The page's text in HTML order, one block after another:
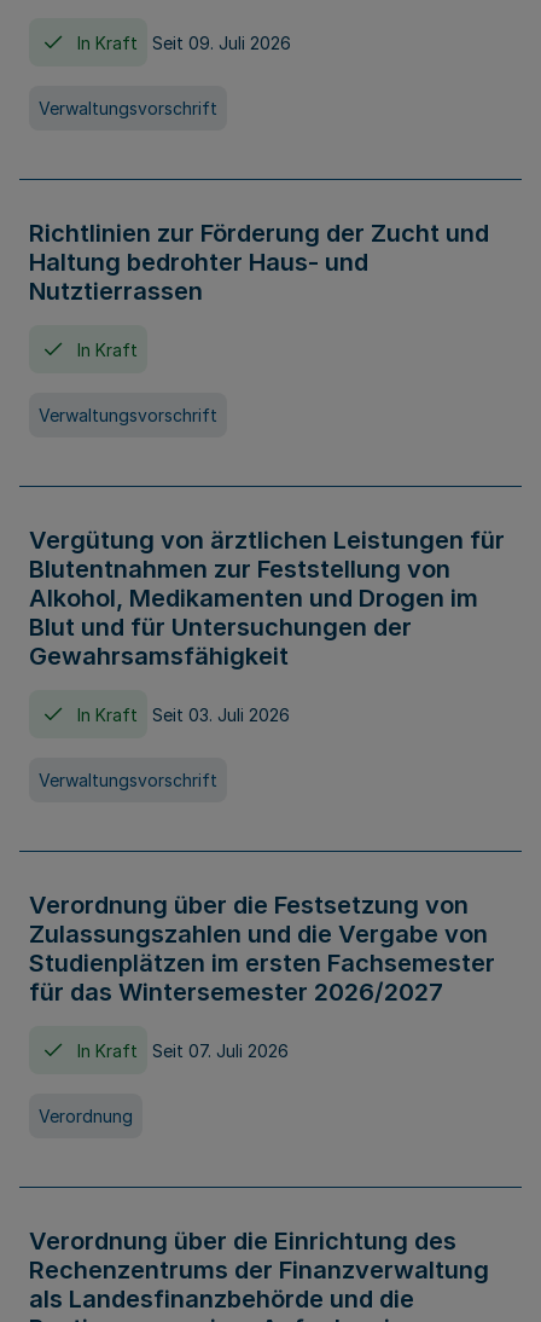
In Kraft Seit 09. Juli 2026
Verwaltungsvorschrift
Richtlinien zur Förderung der Zucht und
Haltung bedrohter Haus- und
Nutztierrassen
In Kraft
Verwaltungsvorschrift
Vergütung von ärztlichen Leistungen für
Blutentnahmen zur Feststellung von
Alkohol, Medikamenten und Drogen im
Blut und für Untersuchungen der
Gewahrsamsfähigkeit
In Kraft Seit 03. Juli 2026
Verwaltungsvorschrift
Verordnung über die Festsetzung von
Zulassungszahlen und die Vergabe von
Studienplätzen im ersten Fachsemester
für das Wintersemester 2026/2027
In Kraft Seit 07. Juli 2026
Verordnung
Verordnung über die Einrichtung des
Rechenzentrums der Finanzverwaltung
als Landesfinanzbehörde und die